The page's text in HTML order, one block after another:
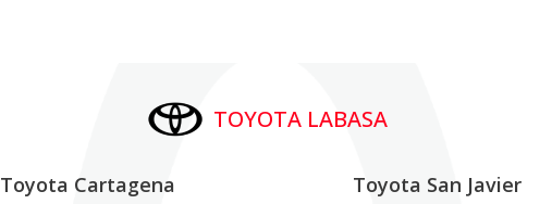
TOYOTA LABASA
Toyota Cartagena Toyota San Javier